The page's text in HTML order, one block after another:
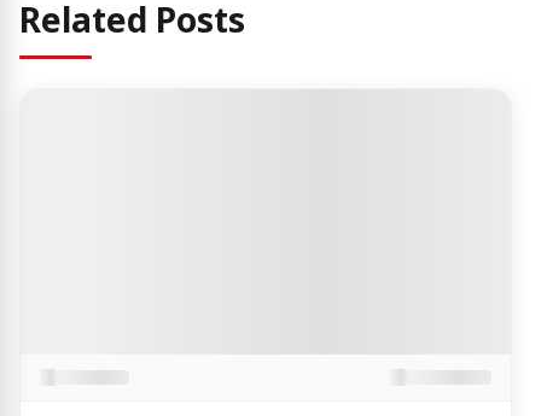
Related Posts